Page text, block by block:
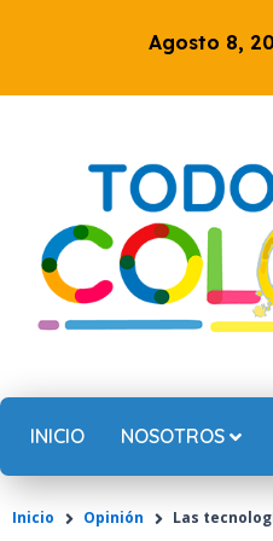
Agosto 8,
INICIO NOSOTROS
Inicio Opinión Las